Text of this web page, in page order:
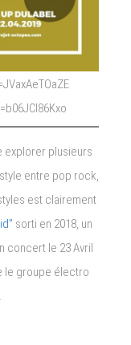
explorer plusieurs
entre pop rock,
est clairement
sorti en 2018, un
concert le 23 Avril
le groupe électro
.